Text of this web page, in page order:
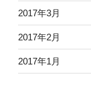
2017年3月
2017年2月
2017年1月